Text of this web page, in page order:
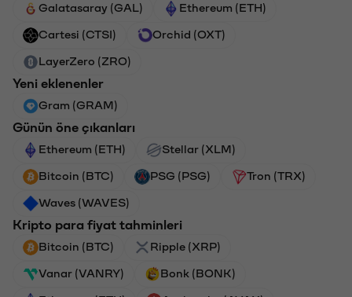
Galatasaray (GAL) Ethereum (ETH)
Cartesi (CTSI) Orchid (OXT)
LayerZero (ZRO)
Yeni eklenenler
Gram (GRAM)
Günün öne çıkanları
Ethereum (ETH) Stellar (XLM)
Bitcoin (BTC) PSG (PSG) Tron (TRX)
Waves (WAVES)
Kripto para fiyat tahminleri
Bitcoin (BTC) Ripple (XRP)
Vanar (VANRY) Bonk (BONK)